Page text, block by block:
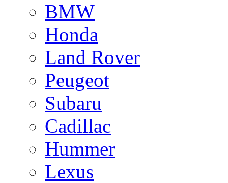
BMW
Honda
Land Rover
Peugeot
Subaru
Cadillac
Hummer
Lexus